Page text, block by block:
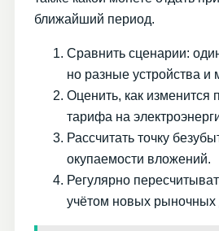
ближайший период.
Сравнить сценарии:
но разные устройства и
Оценить, как изменится
тарифа на
Рассчитать точку
окупаемости вложений.
Регулярно
учётом новых рыночных